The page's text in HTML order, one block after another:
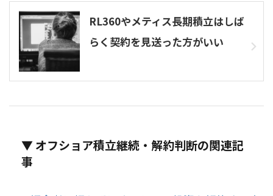
RL360やメティス長期積立はしば
らく契約を見送った方がいい
▼ オフショア積立継続・解約判断の関連記
事